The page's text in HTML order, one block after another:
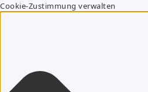
Cookie-Zustimmung verwalten